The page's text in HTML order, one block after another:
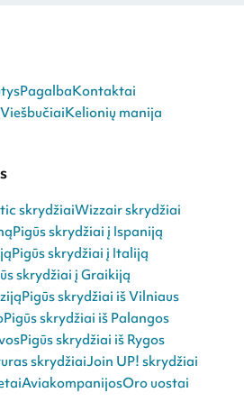
PagalbaKontaktai
ViešbučiaiKelionių manija
skrydžiaiWizzair skrydžiai
Pigūs skrydžiai į Ispaniją
Pigūs skrydžiai į Italiją
skrydžiai į Graikiją
Pigūs skrydžiai iš Vilniaus
Pigūs skrydžiai iš Palangos
Pigūs skrydžiai iš Rygos
skrydžiaiJoin UP! skrydžiai
AviakompanijosOro uostai